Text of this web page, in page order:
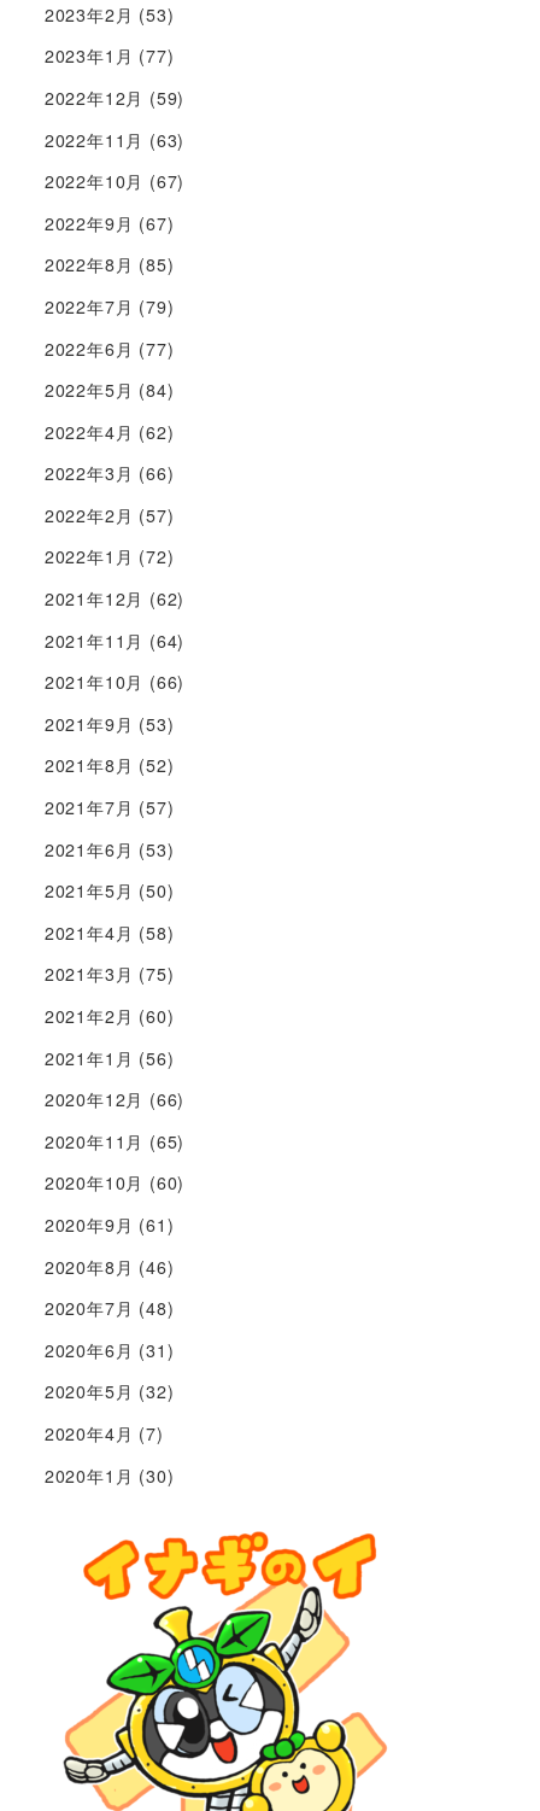
2023年2月 (53)
2023年1月 (77)
2022年12月 (59)
2022年11月 (63)
2022年10月 (67)
2022年9月 (67)
2022年8月 (85)
2022年7月 (79)
2022年6月 (77)
2022年5月 (84)
2022年4月 (62)
2022年3月 (66)
2022年2月 (57)
2022年1月 (72)
2021年12月 (62)
2021年11月 (64)
2021年10月 (66)
2021年9月 (53)
2021年8月 (52)
2021年7月 (57)
2021年6月 (53)
2021年5月 (50)
2021年4月 (58)
2021年3月 (75)
2021年2月 (60)
2021年1月 (56)
2020年12月 (66)
2020年11月 (65)
2020年10月 (60)
2020年9月 (61)
2020年8月 (46)
2020年7月 (48)
2020年6月 (31)
2020年5月 (32)
2020年4月 (7)
2020年1月 (30)